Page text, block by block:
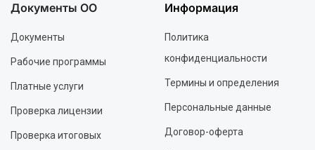
Документы ОО
Документы
Рабочие программы
Платные услуги
Проверка лицензии
Проверка итоговых
Информация
Политика
конфиденциальности
Термины и определения
Персональные данные
Договор-оферта